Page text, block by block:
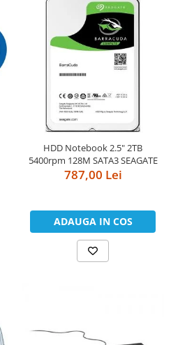
HDD Notebook 2.5" 2TB
5400rpm 128M SATA3 SEAGATE
787,00 Lei
ADAUGA IN COS